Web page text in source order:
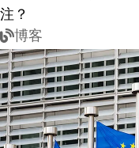
注？
博客